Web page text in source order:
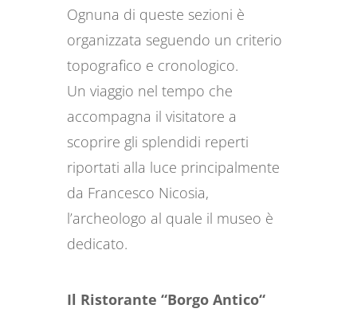
Ognuna di queste sezioni è
organizzata seguendo un criterio
topografico e cronologico.
Un viaggio nel tempo che
accompagna il visitatore a
scoprire gli splendidi reperti
riportati alla luce principalmente
da Francesco Nicosia,
l’archeologo al quale il museo è
dedicato.
Il Ristorante “Borgo Antico“